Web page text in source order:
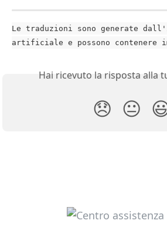
Le traduzioni sono generate
artificiale e possono contenere
Hai ricevuto la risposta alla
😞 😐